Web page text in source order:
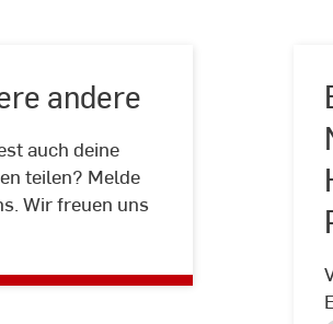
andere
auch deine
teilen? Melde
Wir freuen uns
Inspiriere
andere